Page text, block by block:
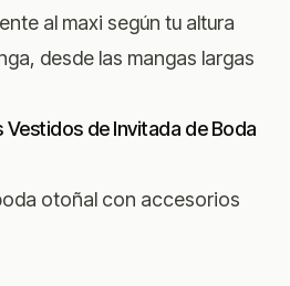
al maxi según tu altura
desde las mangas largas
de Invitada de Boda
otoñal con accesorios